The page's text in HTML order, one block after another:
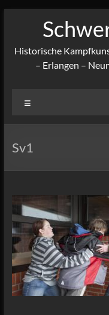
Historische
– Erlangen –
Sv1